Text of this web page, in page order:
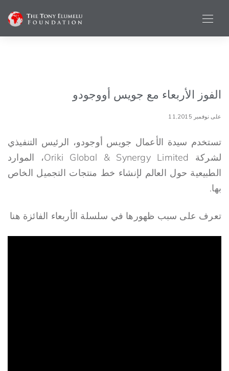
الفوز الأربعاء مع جويس أووجودو
على نوفمبر 11,2015
تستخدم سيدة الأعمال جويس أوجودو، الرئيس التنفيذي
لشركة Oriki Global & Synergy Limited، الموارد
الطبيعية حول العالم لإنشاء خط منتجات التجميل الخاص
بها.
تعرف على سبب ظهورها في سلسلة الأربعاء الفائزة هنا